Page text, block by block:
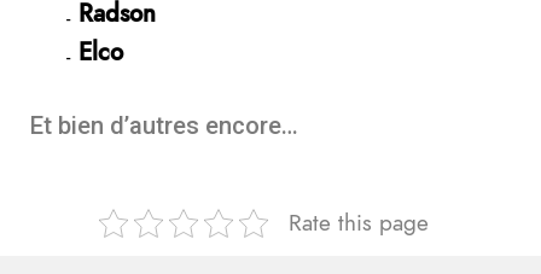
Radson
Elco
Et bien d’autres encore…
Rate this page